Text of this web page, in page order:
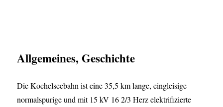
Allgemeines, Geschichte
Die Kochelseebahn ist eine 35,5 km lange, eingleisige
normalspurige und mit 15 kV 16 2/3 Herz elektrifizierte